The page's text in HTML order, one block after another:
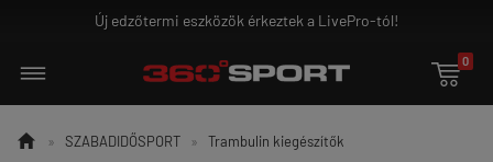
Ground Game - az igazi

0
 » SZABADIDŐSPORT » Trambulin kiegészítők